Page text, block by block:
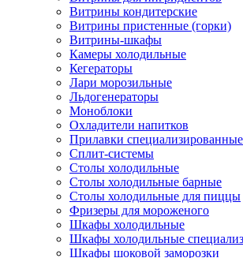
Витрины кондитерские
Витрины пристенные (горки)
Витрины-шкафы
Камеры холодильные
Кегераторы
Лари морозильные
Льдогенераторы
Моноблоки
Охладители напитков
Прилавки специализированные
Сплит-системы
Столы холодильные
Столы холодильные барные
Столы холодильные для пиццы
Фризеры для мороженого
Шкафы холодильные
Шкафы холодильные
Шкафы шоковой заморозки